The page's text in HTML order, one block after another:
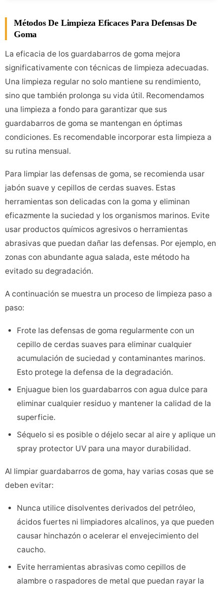
Métodos De Limpieza Eficaces Para Defensas De
Goma
La eficacia de los guardabarros de goma mejora
significativamente con técnicas de limpieza adecuadas.
Una limpieza regular no solo mantiene su rendimiento,
sino que también prolonga su vida útil. Recomendamos
una limpieza a fondo para garantizar que sus
guardabarros de goma se mantengan en óptimas
condiciones. Es recomendable incorporar esta limpieza a
su rutina mensual.
Para limpiar las defensas de goma, se recomienda usar
jabón suave y cepillos de cerdas suaves. Estas
herramientas son delicadas con la goma y eliminan
eficazmente la suciedad y los organismos marinos. Evite
usar productos químicos agresivos o herramientas
abrasivas que puedan dañar las defensas. Por ejemplo, en
zonas con abundante agua salada, este método ha
evitado su degradación.
A continuación se muestra un proceso de limpieza paso a
paso:
Frote las defensas de goma regularmente con un
cepillo de cerdas suaves para eliminar cualquier
acumulación de suciedad y contaminantes marinos.
Esto protege la defensa de la degradación.
Enjuague bien los guardabarros con agua dulce para
eliminar cualquier residuo y mantener la calidad de la
superficie.
Séquelo si es posible o déjelo secar al aire y aplique un
spray protector UV para una mayor durabilidad.
Al limpiar guardabarros de goma, hay varias cosas que se
deben evitar:
Nunca utilice disolventes derivados del petróleo,
ácidos fuertes ni limpiadores alcalinos, ya que pueden
causar hinchazón o acelerar el envejecimiento del
caucho.
Evite herramientas abrasivas como cepillos de
alambre o raspadores de metal que puedan rayar la